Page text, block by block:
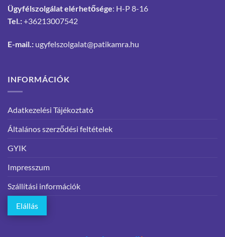
Ügyfélszolgálat elérhetősége: H-P 8-16
Tel.:+36213007542
E-mail.: ugyfelszolgalat@patikamra.hu
INFORMÁCIÓK
Adatkezelési Tájékoztató
Általános szerződési feltételek
GYIK
Impresszum
Szállítási információk
Elállás